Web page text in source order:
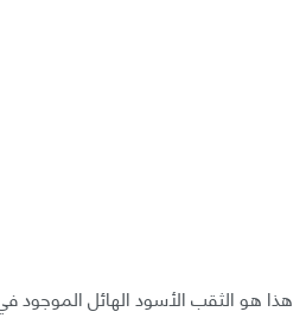
هذا هو الثقب الأسود الهائل الموجود